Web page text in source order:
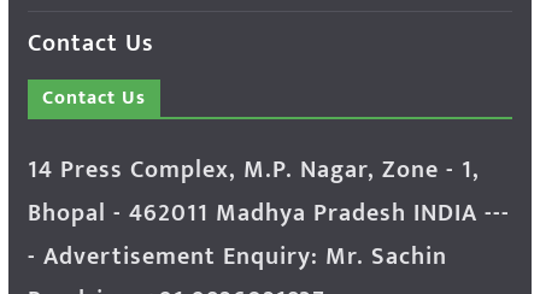
Contact Us
Contact Us
14 Press Complex, M.P. Nagar, Zone - 1,
Bhopal - 462011 Madhya Pradesh INDIA ---
- Advertisement Enquiry: Mr. Sachin